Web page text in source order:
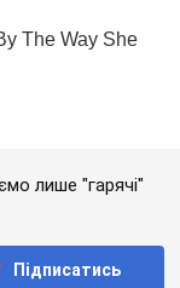
лише "гарячі"
Підписатись